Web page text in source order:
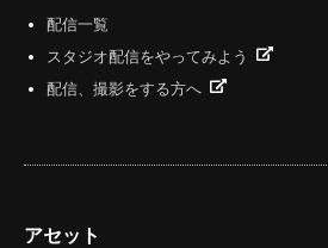
配信一覧
スタジオ配信をやってみよう
配信、撮影をする方へ
アセット